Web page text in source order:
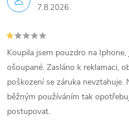
7.8.2026
Koupila jsem pouzdro na
ošoupané. Zasláno k reklamaci,
poškození se záruka
běžným používáním tak
postupovat.